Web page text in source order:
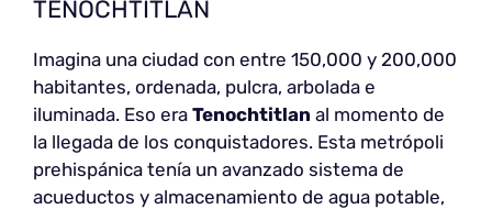
TENOCHTITLAN
Imagina una ciudad con entre 150,000 y 200,000
habitantes, ordenada, pulcra, arbolada e
iluminada. Eso era Tenochtitlan al momento de
la llegada de los conquistadores. Esta metrópoli
prehispánica tenía un avanzado sistema de
acueductos y almacenamiento de agua potable,